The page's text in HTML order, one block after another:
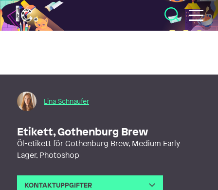
Illustratörcentrum
Lina Schnaufer
Etikett, Gothenburg Brew
Öl-etikett för Gothenburg Brew, Medium Early
Lager, Photoshop
KONTAKTUPPGIFTER